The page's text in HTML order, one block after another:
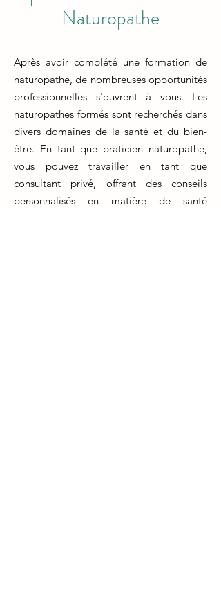
Naturopathe
Après avoir complété une formation de
naturopathe, de nombreuses opportunités
professionnelles s'ouvrent à vous. Les
naturopathes formés sont recherchés dans
divers domaines de la santé et du bien-
être. En tant que praticien naturopathe,
vous pouvez travailler en tant que
consultant privé, offrant des conseils
personnalisés en matière de santé